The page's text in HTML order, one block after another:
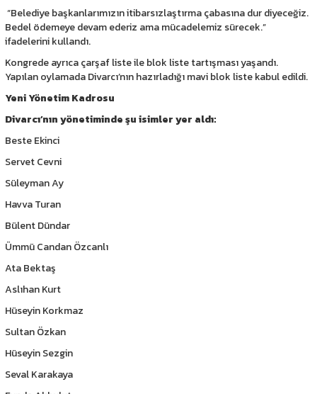
“Belediye başkanlarımızın itibarsızlaştırma çabasına dur diyeceğiz.
Bedel ödemeye devam ederiz ama mücadelemiz sürecek.”
ifadelerini kullandı.
Kongrede ayrıca çarşaf liste ile blok liste tartışması yaşandı.
Yapılan oylamada Divarcı’nın hazırladığı mavi blok liste kabul edildi.
Yeni Yönetim Kadrosu
Divarcı’nın yönetiminde şu isimler yer aldı:
Beste Ekinci
Servet Cevni
Süleyman Ay
Havva Turan
Bülent Dündar
Ümmü Candan Özcanlı
Ata Bektaş
Aslıhan Kurt
Hüseyin Korkmaz
Sultan Özkan
Hüseyin Sezgin
Seval Karakaya